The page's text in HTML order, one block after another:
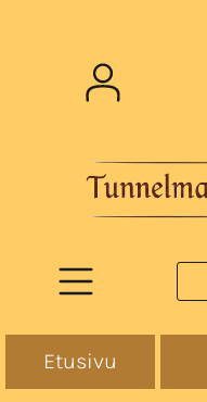
Etusivu